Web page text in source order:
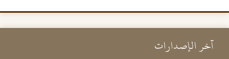
آخر الإصدارات